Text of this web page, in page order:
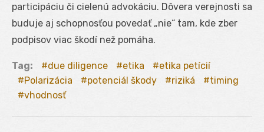
participáciu či cielenú advokáciu. Dôvera verejnosti sa
buduje aj schopnosťou povedať „nie“ tam, kde zber
podpisov viac škodí než pomáha.
Tag: due diligence etika
etika petícií
Polarizácia
potenciál škody riziká
timing
vhodnosť